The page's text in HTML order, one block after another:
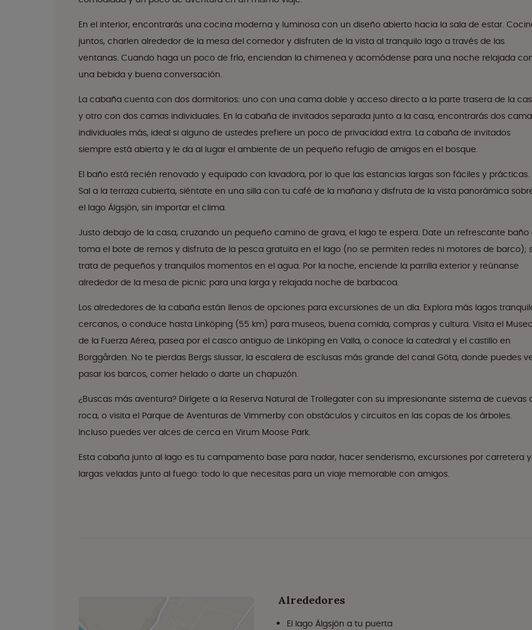
En el interior, encontrarás una cocina moderna y luminosa con un diseño abierto hacia la sala de estar.
juntos, charlen alrededor de la mesa del comedor y disfruten de la vista al tranquilo lago a través de las
ventanas. Cuando haga un poco de frío, enciendan la chimenea y acomódense para una noche relajada
una bebida y buena conversación.
La cabaña cuenta con dos dormitorios: uno con una cama doble y acceso directo a la parte trasera de la
y otro con dos camas individuales. En la cabaña de invitados separada junto a la casa, encontrarás dos
individuales más, ideal si alguno de ustedes prefiere un poco de privacidad extra. La cabaña de invitados
siempre está abierta y le da al lugar el ambiente de un pequeño refugio de amigos en el bosque.
El baño está recién renovado y equipado con lavadora, por lo que las estancias largas son fáciles y prácticas.
Sal a la terraza cubierta, siéntate en una silla con tu café de la mañana y disfruta de la vista panorámica
el lago Älgsjön, sin importar el clima.
Justo debajo de la casa, cruzando un pequeño camino de grava, el lago te espera. Date un refrescante baño
toma el bote de remos y disfruta de la pesca gratuita en el lago (no se permiten redes ni motores de barco);
trata de pequeños y tranquilos momentos en el agua. Por la noche, enciende la parrilla exterior y reúnanse
alrededor de la mesa de picnic para una larga y relajada noche de barbacoa.
Los alrededores de la cabaña están llenos de opciones para excursiones de un día. Explora más lagos
cercanos, o conduce hasta Linköping (55 km) para museos, buena comida, compras y cultura. Visita el
de la Fuerza Aérea, pasea por el casco antiguo de Linköping en Valla, o conoce la catedral y el castillo en
Borggården. No te pierdas Bergs slussar, la escalera de esclusas más grande del canal Göta, donde puedes
pasar los barcos, comer helado o darte un chapuzón.
¿Buscas más aventura? Dirígete a la Reserva Natural de Trollegater con su impresionante sistema de cuevas
roca, o visita el Parque de Aventuras de Vimmerby con obstáculos y circuitos en las copas de los árboles.
Incluso puedes ver alces de cerca en Virum Moose Park.
Esta cabaña junto al lago es tu campamento base para nadar, hacer senderismo, excursiones por carretera y
largas veladas junto al fuego: todo lo que necesitas para un viaje memorable con amigos.
Alrededores
El lago Älgsjön a tu puerta